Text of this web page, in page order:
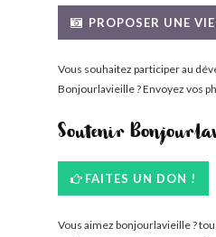
PROPOSER UNE
Vous souhaitez participer au
Bonjourlavieille ? Envoyez vos
Soutenir
FAITES UN DON !
Vous aimez bonjourlavieille ?